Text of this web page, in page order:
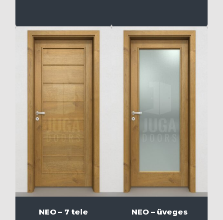
NEO – 7 tele NEO – üveges